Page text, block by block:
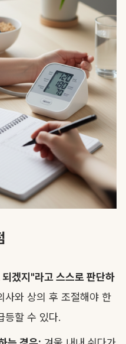
겠지"라고 스스로 판단하
사와 상의 후 조절해야 한
등할 수 있다.